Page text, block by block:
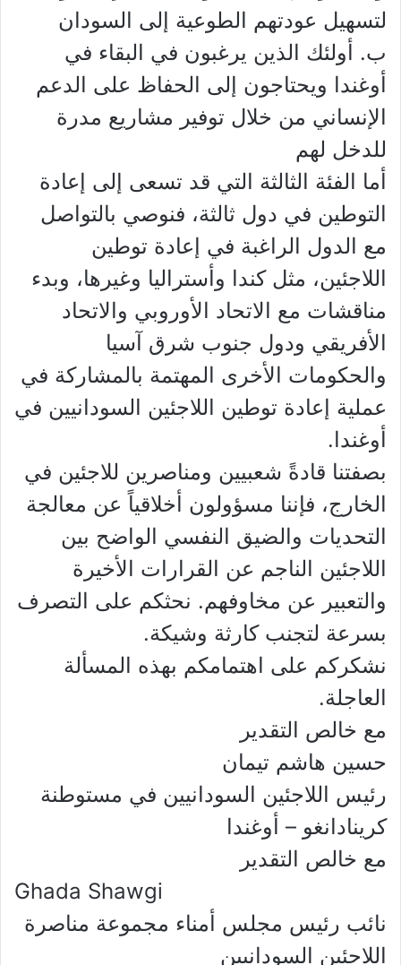
لتسهيل عودتهم الطوعية إلى السودان
ب. أولئك الذين يرغبون في البقاء في
أوغندا ويحتاجون إلى الحفاظ على الدعم
الإنساني من خلال توفير مشاريع مدرة
للدخل لهم
أما الفئة الثالثة التي قد تسعى إلى إعادة
التوطين في دول ثالثة، فنوصي بالتواصل
مع الدول الراغبة في إعادة توطين
اللاجئين، مثل كندا وأستراليا وغيرها، وبدء
مناقشات مع الاتحاد الأوروبي والاتحاد
الأفريقي ودول جنوب شرق آسيا
والحكومات الأخرى المهتمة بالمشاركة في
عملية إعادة توطين اللاجئين السودانيين في
أوغندا.
بصفتنا قادةً شعبيين ومناصرين للاجئين في
الخارج، فإننا مسؤولون أخلاقياً عن معالجة
التحديات والضيق النفسي الواضح بين
اللاجئين الناجم عن القرارات الأخيرة
والتعبير عن مخاوفهم. نحثكم على التصرف
بسرعة لتجنب كارثة وشيكة.
نشكركم على اهتمامكم بهذه المسألة
العاجلة.
مع خالص التقدير
حسين هاشم تيمان
رئيس اللاجئين السودانيين في مستوطنة
كرينادانغو – أوغندا
مع خالص التقدير
Ghada Shawgi
نائب رئيس مجلس أمناء مجموعة مناصرة
اللاجئين السودانيين